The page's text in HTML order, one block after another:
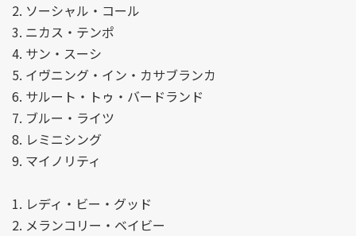
2. ソーシャル・コール
3. ニカス・テンポ
4. サン・スーシ
5. イヴニング・イン・カサブランカ
6. サルート・トゥ・バードランド
7. ブルー・ライツ
8. レミニシング
9. マイノリティ
1. レディ・ビー・グッド
2. メランコリー・ベイビー